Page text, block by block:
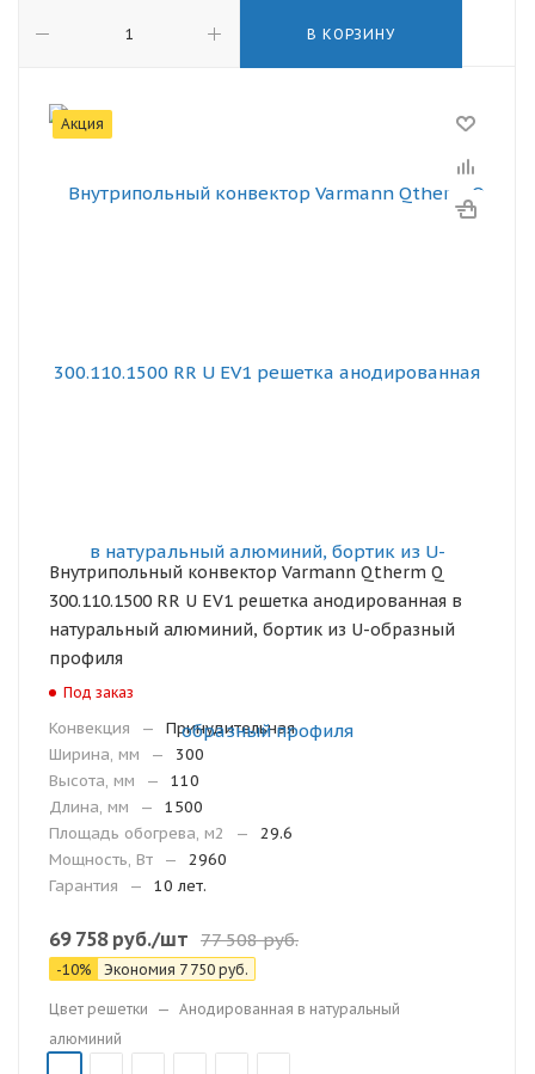
В КОРЗИНУ
Акция
Внутрипольный конвектор Varmann Qtherm Q
300.110.1500 RR U EV1 решетка анодированная в
натуральный алюминий, бортик из U-образный
профиля
Под заказ
Конвекция —
Принудительная
Ширина, мм
—
300
Высота, мм
—
110
Длина, мм
—
1500
Площадь обогрева, м2
—
29.6
Мощность, Вт
—
2960
Гарантия
— 10 лет.
69 758руб./шт 77 508руб.
-10% Экономия 7 750 руб.
Цвет решетки — Анодированная в натуральный
алюминий